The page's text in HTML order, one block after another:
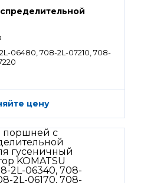
06480, 708-2L-07210, 708-
цену